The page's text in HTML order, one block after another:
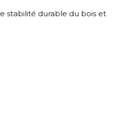
stabilité durable du bois et